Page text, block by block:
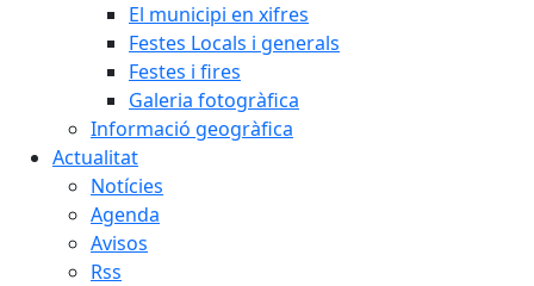
El municipi en xifres
Festes Locals i generals
Festes i fires
Galeria fotogràfica
Informació geogràfica
Actualitat
Notícies
Agenda
Avisos
Rss